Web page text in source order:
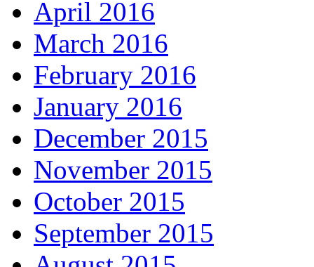
April 2016
March 2016
February 2016
January 2016
December 2015
November 2015
October 2015
September 2015